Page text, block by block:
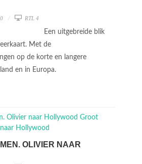
RTL 4
Een uitgebreide blik
Met de
op de korte en langere
en in Europa.
OLIVIER NAAR